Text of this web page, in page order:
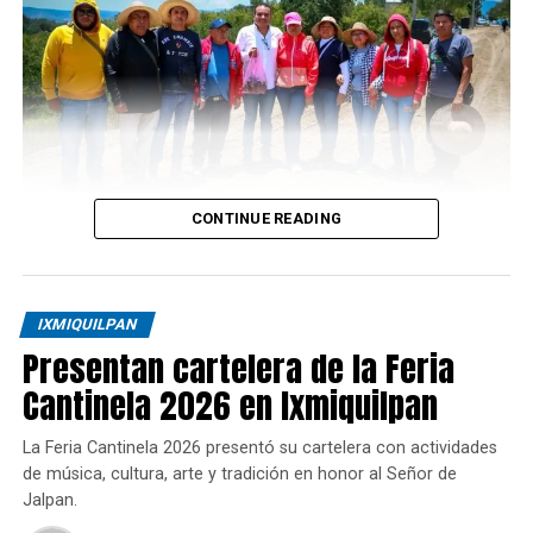
CONTINUE READING
IXMIQUILPAN
Presentan cartelera de la Feria
Cantinela 2026 en Ixmiquilpan
La Feria Cantinela 2026 presentó su cartelera con actividades
de música, cultura, arte y tradición en honor al Señor de
Jalpan.